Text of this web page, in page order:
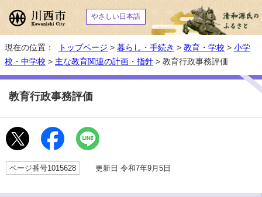
やさしい日本語
現在の位置： トップページ > 暮らし・手続き > 教育・学校 > 小学
校・中学校 > 主な教育関連の計画・指針 > 教育行政事務評価
教育行政事務評価
ページ番号1015628 更新日 令和7年9月5日